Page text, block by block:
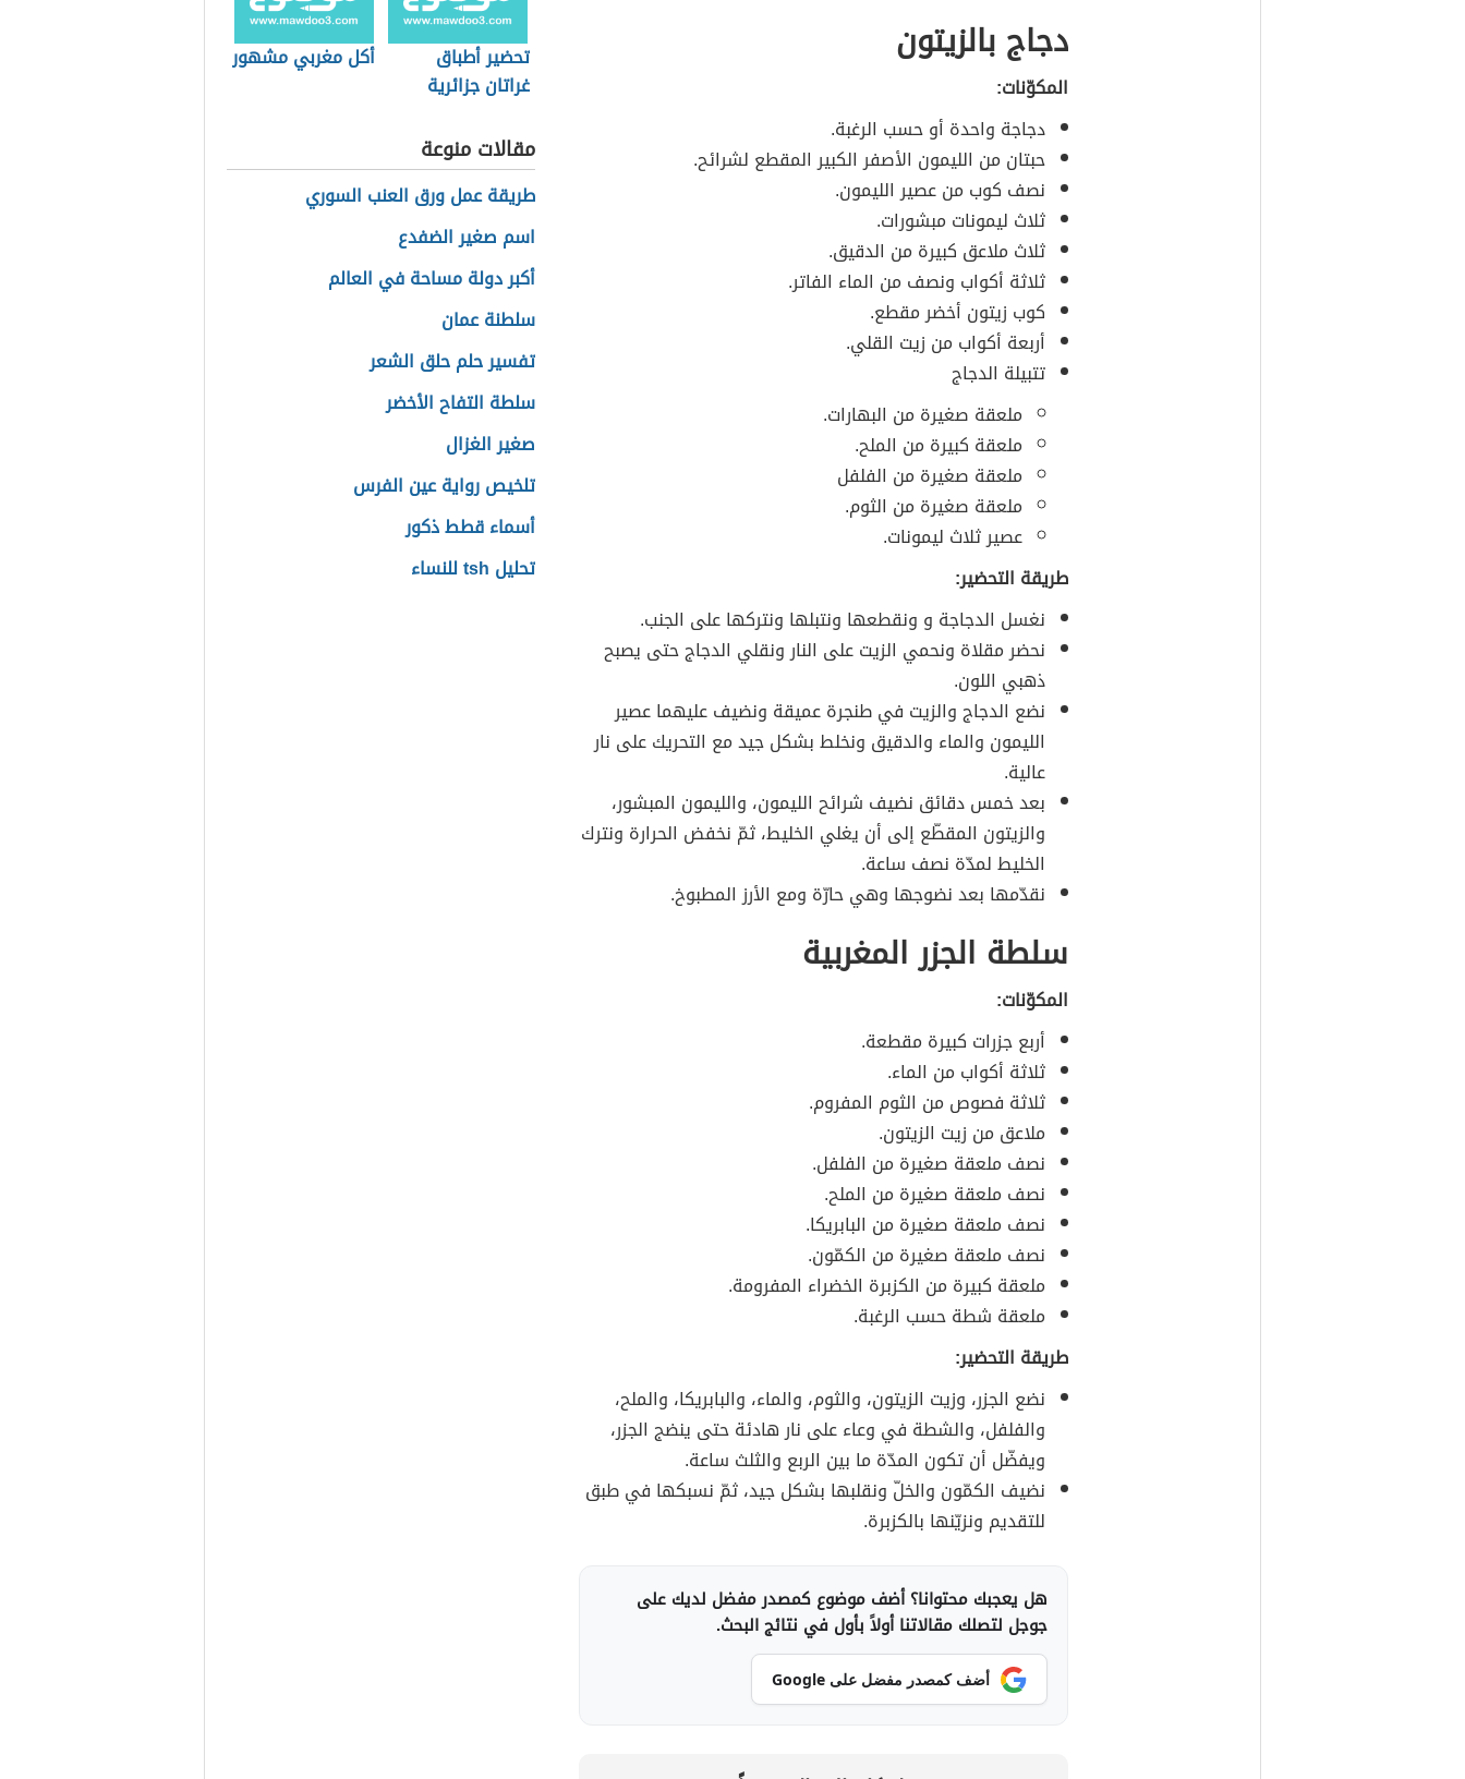
دجاج بالزيتون
المكوّنات:
دجاجة واحدة أو حسب الرغبة.
حبتان من الليمون الأصفر الكبير المقطع لشرائح.
نصف كوب من عصير الليمون.
ثلاث ليمونات مبشورات.
ثلاث ملاعق كبيرة من الدقيق.
ثلاثة أكواب ونصف من الماء الفاتر.
كوب زيتون أخضر مقطع.
أربعة أكواب من زيت القلي.
تتبيلة الدجاج
ملعقة صغيرة من البهارات.
ملعقة كبيرة من الملح.
ملعقة صغيرة من الفلفل
ملعقة صغيرة من الثوم.
عصير ثلاث ليمونات.
طريقة التحضير:
نغسل الدجاجة و ونقطعها ونتبلها ونتركها على الجنب.
نحضر مقلاة ونحمي الزيت على النار ونقلي الدجاج حتى يصبح
ذهبي اللون.
نضع الدجاج والزيت في طنجرة عميقة ونضيف عليهما عصير
الليمون والماء والدقيق ونخلط بشكل جيد مع التحريك على نار
عالية.
بعد خمس دقائق نضيف شرائح الليمون، والليمون المبشور،
والزيتون المقطّع إلى أن يغلي الخليط، ثمّ نخفض الحرارة ونترك
الخليط لمدّة نصف ساعة.
نقدّمها بعد نضوجها وهي حارّة ومع الأرز المطبوخ.
سلطة الجزر المغربية
المكوّنات:
أربع جزرات كبيرة مقطعة.
ثلاثة أكواب من الماء.
ثلاثة فصوص من الثوم المفروم.
ملاعق من زيت الزيتون.
نصف ملعقة صغيرة من الفلفل.
نصف ملعقة صغيرة من الملح.
نصف ملعقة صغيرة من البابريكا.
نصف ملعقة صغيرة من الكمّون.
ملعقة كبيرة من الكزبرة الخضراء المفرومة.
ملعقة شطة حسب الرغبة.
طريقة التحضير:
نضع الجزر، وزيت الزيتون، والثوم، والماء، والبابريكا، والملح،
والفلفل، والشطة في وعاء على نار هادئة حتى ينضج الجزر،
ويفضّل أن تكون المدّة ما بين الربع والثلث ساعة.
نضيف الكمّون والخلّ ونقلبها بشكل جيد، ثمّ نسبكها في طبق
للتقديم ونزيّنها بالكزبرة.
هل يعجبك محتوانا؟ أضف موضوع كمصدر مفضل لديك على
جوجل لتصلك مقالاتنا أولاً بأول في نتائج البحث.
أضف كمصدر مفضل على Google
تحضير أطباق
غراتان جزائرية
أكل مغربي مشهور
مقالات منوعة
طريقة عمل ورق العنب السوري
اسم صغير الضفدع
أكبر دولة مساحة في العالم
سلطنة عمان
تفسير حلم حلق الشعر
سلطة التفاح الأخضر
صغير الغزال
تلخيص رواية عين الفرس
أسماء قطط ذكور
تحليل tsh للنساء